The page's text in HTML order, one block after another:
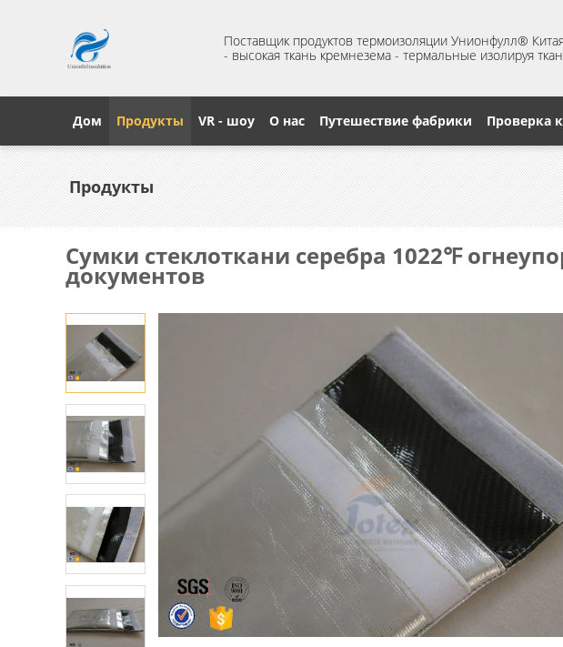
Поставщик продуктов термоизоляции Унионфулл®
- высокая ткань кремнезема - термальные изолируя
Дом Продукты VR - шоу О нас Путешествие фабрики Проверка
Продукты
Сумки стеклоткани серебра 1022℉
документов